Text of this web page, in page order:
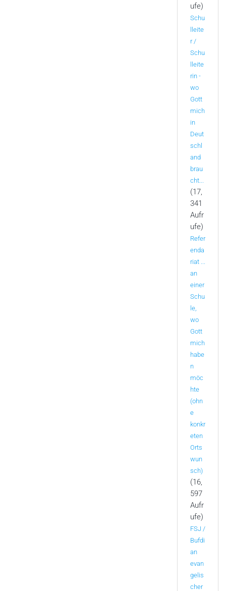
ufe)
Schu
lleite
r /
Schu
lleite
rin -
wo
Gott
mich
in
Deut
schl
and
brau
cht...
(17,
341
Aufr
ufe)
Refer
enda
riat ...
an
einer
Schu
le,
wo
Gott
mich
habe
n
möc
hte
(ohn
e
konkr
eten
Orts
wun
sch)
(16,
597
Aufr
ufe)
FSJ /
Bufdi
an
evan
gelis
cher